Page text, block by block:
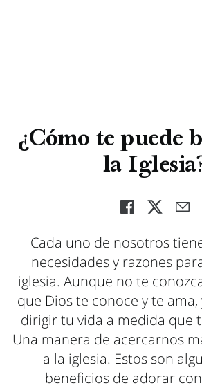
¿Cómo te puede
la
Cada uno de nosotros
necesidades y razones
iglesia. Aunque no te
que Dios te conoce y te
dirigir tu vida a medida que
Una manera de acercarnos
a la iglesia. Estos son
beneficios de adorar